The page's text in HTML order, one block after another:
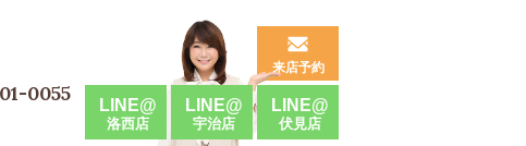
0055
来店予約
LINE@
洛西店
LINE@
宇治店
LINE@
伏見店